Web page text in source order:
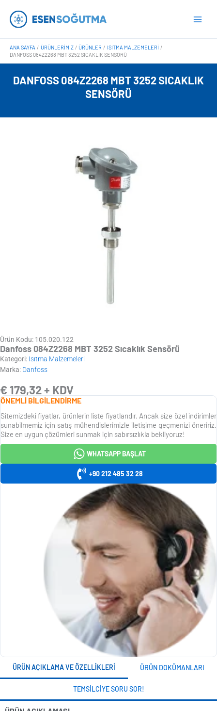
atla
ANA SAYFA ÜRÜNLERIMIZ ÜRÜNLER
ISITMA MALZEMELERI
DANFOSS 084Z2268 MBT 3252 SICAKLIK SENSÖRÜ
DANFOSS 084Z2268 MBT 3252 SICAKLIK
SENSÖRÜ
Ürün Kodu: 105.020.122
Danfoss 084Z2268 MBT 3252 Sıcaklık Sensörü
Kategori: Isıtma Malzemeleri
Marka: Danfoss
€ 179,32+ KDV
ÖNEMLİ BİLGİLENDİRME
Sitemizdeki fiyatlar, ürünlerin liste fiyatlarıdır. Ancak size özel indirimler
sunabilmemiz için satış mühendislerimizle iletişime geçmenizi öneririz.
Size en uygun çözümleri sunmak için sabırsızlıkla bekliyoruz!
WHATSAPP BAŞLAT
+90 212 485 32 28
ÜRÜN AÇIKLAMA VE ÖZELLIKLERI ÜRÜN DOKÜMANLARI
TEMSILCIYE SORU SOR!